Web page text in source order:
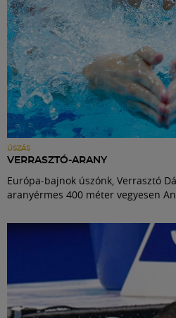
ÚSZÁS
VERRASZTÓ-ARANY
Európa-bajnok úszónk, Verrasztó
aranyérmes 400 méter vegyesen